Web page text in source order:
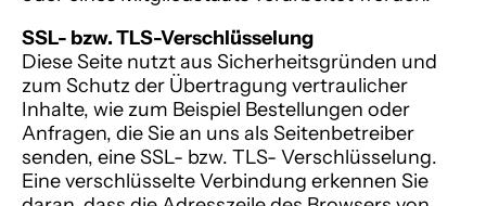
SSL- bzw. TLS-Verschlüsselung
Diese Seite nutzt aus Sicherheitsgründen und
zum Schutz der Übertragung vertraulicher
Inhalte, wie zum Beispiel Bestellungen oder
Anfragen, die Sie an uns als Seitenbetreiber
senden, eine SSL- bzw. TLS- Verschlüsselung.
Eine verschlüsselte Verbindung erkennen Sie